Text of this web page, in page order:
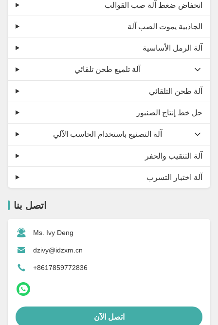
انخفاض ضغط آلة صب القوالب
الجاذبية يموت الصب آلة
آلة الرمل الأساسية
آلة تلميع طحن تلقائي
آلة طحن التلقائي
حل خط إنتاج الصنبور
آلة التصنيع باستخدام الحاسب الآلي
آلة التنقيب والحفر
آلة اختبار التسرب
اتصل بنا
Ms. Ivy Deng
dzivy@idzxm.cn
+8617859772836
اتصل الآن